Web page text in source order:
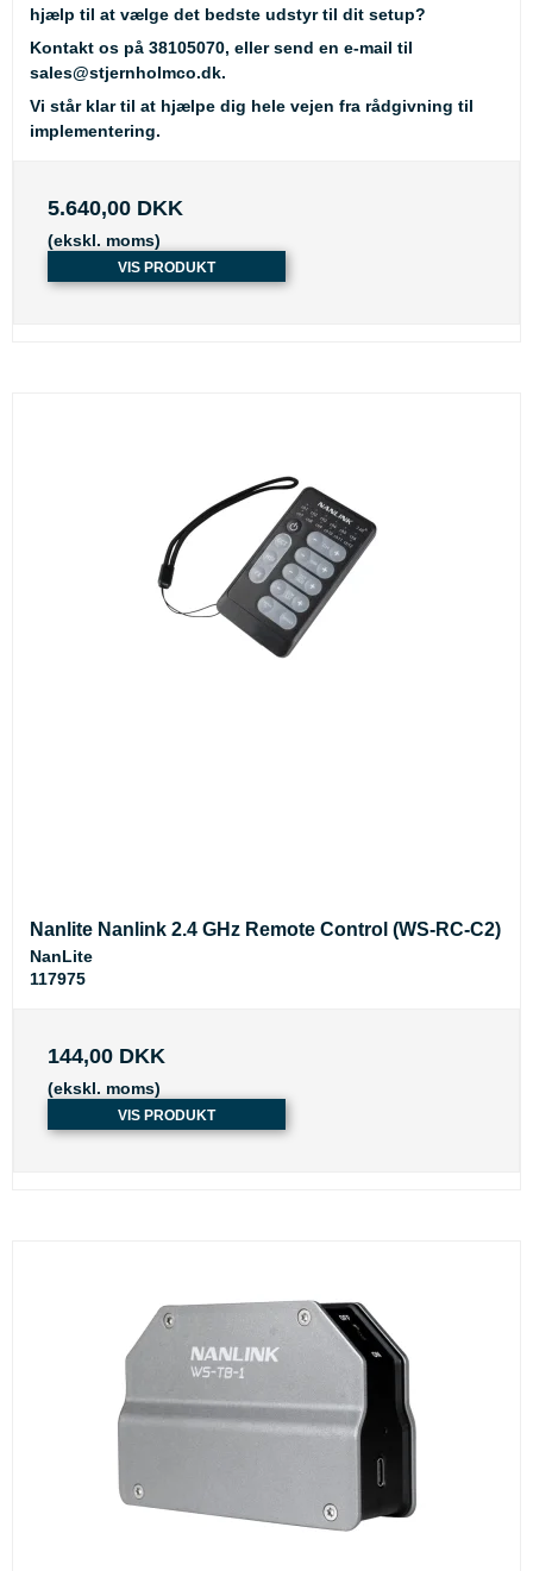
hjælp til at vælge det bedste udstyr til dit setup?
Kontakt os på 38105070, eller send en e-mail til
sales@stjernholmco.dk.
Vi står klar til at hjælpe dig hele vejen fra rådgivning til
implementering.
5.640,00 DKK
(ekskl. moms)
VIS PRODUKT
Nanlite Nanlink 2.4 GHz Remote Control (WS-RC-C2)
NanLite
117975
144,00 DKK
(ekskl. moms)
VIS PRODUKT